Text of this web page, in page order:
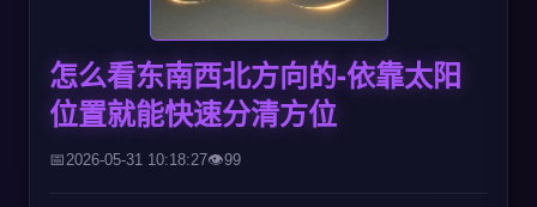
怎么看东南西北方向的-依靠太阳
位置就能快速分清方位
2026-05-31 10:18:27 99